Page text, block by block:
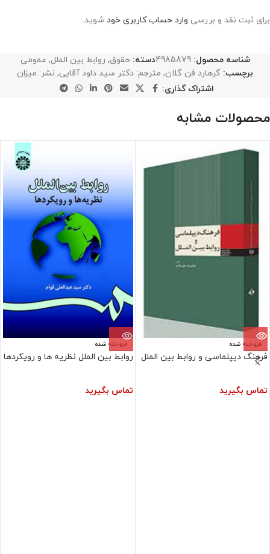
برای ثبت نقد و بررسی وارد حساب کاربری خود شوید.
شناسه محصول:4985879دسته: حقوق, روابط بین الملل, عمومی
برچسب: گرهارد فن گلان, مترجم: دکتر سید داود آقایی, نشر: میزان
اشتراک گذاری:
محصولات مشابه
فروخته شده
فرهنگ دیپلماسی و روابط بین الملل
تماس بگیرید
فروخته شده
روابط بین الملل نظریه ها و رویکردها
تماس بگیرید